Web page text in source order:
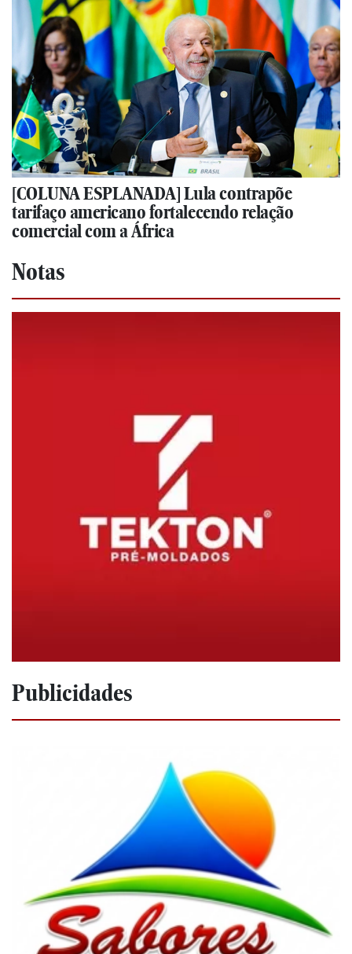
[COLUNA ESPLANADA] Lula contrapõe
tarifaço americano fortalecendo relação
comercial com a África
Notas
Publicidades